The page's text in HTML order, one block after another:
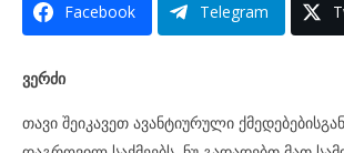
Facebook Telegram
ვერძი
თავი შეიკავეთ ავანტიურული